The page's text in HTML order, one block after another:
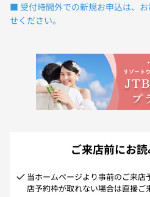
■ 受付時間外での新規お申込は、
せください。
ご来店前にお
当ホームページより事前のご来
店予約枠が取れない場合は直接ご